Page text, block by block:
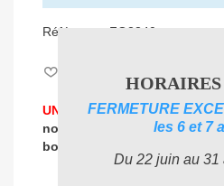
Référence: FO3340
UNE PROBLEMATIQUE DE
nos experts
pour vous
bon produit
FERMETURE
les 6 et 7
Du 22 juin au 31